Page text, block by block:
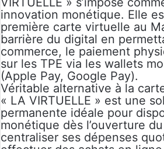
innovation monétique. Elle
première carte virtuelle au
barrière du digital en
commerce, le paiement
sur les TPE via les wallets
(Apple Pay, Google Pay).
Véritable alternative à la
« LA VIRTUELLE » est une
permanente idéale pour
monétique dès l’ouverture
centraliser ses dépenses